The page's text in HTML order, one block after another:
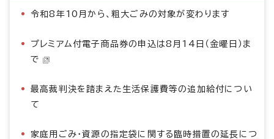
令和8年10月から、粗大ごみの対象が変わります
プレミアム付電子商品券の申込は8月14日（金曜日）ま
で
最高裁判決を踏まえた生活保護費等の追加給付につい
て
家庭用ごみ・資源の指定袋に関する臨時措置の延長につ